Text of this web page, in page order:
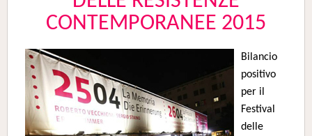
CONTEMPORANEE 2015
Bilancio
positivo
per il
Festival
delle